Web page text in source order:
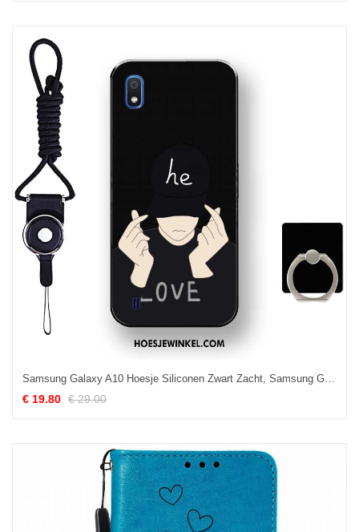
Samsung Galaxy A10 Hoesje Siliconen Zwart Zacht, Samsung Galaxy A10 Hoesje Bescherming Hoes
€ 19.80 € 29.00